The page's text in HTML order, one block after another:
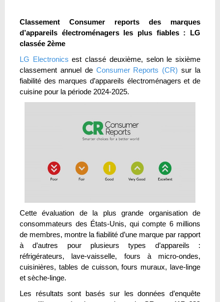
Classement Consumer reports des marques
d’appareils électroménagers les plus fiables : LG
classée 2ème
LG Electronics est classé deuxième, selon le sixième
classement annuel de Consumer Reports (CR) sur la
fiabilité des marques d’appareils électroménagers et de
cuisine pour la période 2024-2025.
Cette évaluation de la plus grande organisation de
consommateurs des États-Unis, qui compte 6 millions
de membres, montre la fiabilité d’une marque par rapport
à d’autres pour plusieurs types d’appareils :
réfrigérateurs, lave-vaisselle, fours à micro-ondes,
cuisinières, tables de cuisson, fours muraux, lave-linge
et sèche-linge.
Les résultats sont basés sur les données d’enquête